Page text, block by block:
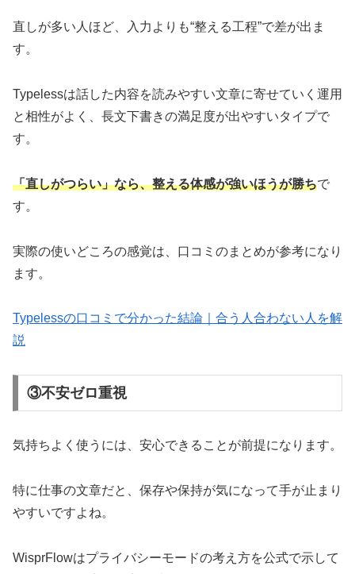
直しが多い人ほど、入力よりも“整える工程”で差が出ま
す。
Typelessは話した内容を読みやすい文章に寄せていく運用
と相性がよく、長文下書きの満足度が出やすいタイプで
す。
「直しがつらい」なら、整える体感が強いほうが勝ちで
す。
実際の使いどころの感覚は、口コミのまとめが参考になり
ます。
Typelessの口コミで分かった結論｜合う人合わない人を解
説
③不安ゼロ重視
気持ちよく使うには、安心できることが前提になります。
特に仕事の文章だと、保存や保持が気になって手が止まり
やすいですよね。
WisprFlowはプライバシーモードの考え方を公式で示して